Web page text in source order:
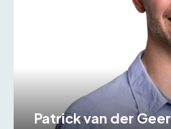
Patrick van der Geer